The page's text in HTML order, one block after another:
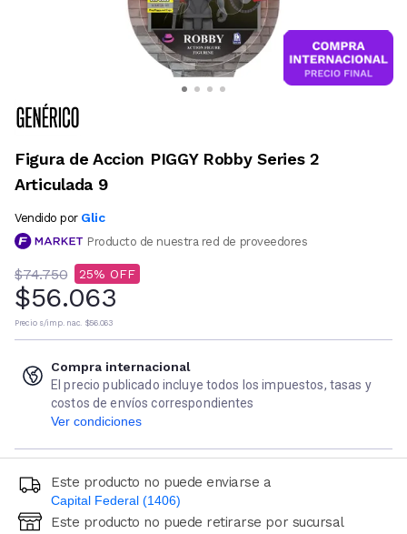
Figura de Accion PIGGY Robby Series 2
Articulada 9
Vendido por Glic
Producto de nuestra red de proveedores
$74.750 25
$56.063
Precio s/imp. nac. $56.063
Compra internacional
El precio publicado incluye todos los impuestos, tasas y
costos de envíos correspondientes
Ver condiciones
Este producto no puede enviarse a
Capital Federal (1406)
Ingresá código postal (sólo números)
Este producto no puede retirarse por sucursal